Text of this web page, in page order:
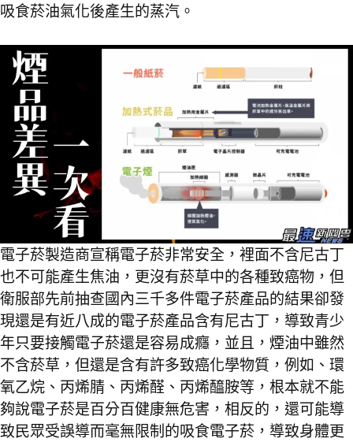
吸食菸油氣化後產生的蒸汽。
電子菸製造商宣稱電子菸非常安全，裡面不含尼古丁
也不可能產生焦油，更沒有菸草中的各種致癌物，但
衛服部先前抽查國內三千多件電子菸產品的結果卻發
現還是有近八成的電子菸產品含有尼古丁，導致青少
年只要接觸電子菸還是容易成癮，並且，煙油中雖然
不含菸草，但還是含有許多致癌化學物質，例如、環
氧乙烷、丙烯腈、丙烯醛、丙烯醯胺等，根本就不能
夠說電子菸是百分百健康無危害，相反的，還可能導
致民眾受誤導而毫無限制的吸食電子菸，導致身體更